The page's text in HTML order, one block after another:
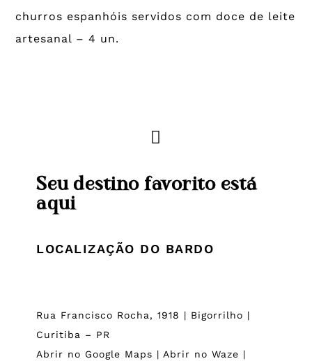
churros espanhóis servidos com doce de leite
artesanal – 4 un.
Seu destino favorito está
aqui
LOCALIZAÇÃO DO BARDO
Rua Francisco Rocha, 1918 | Bigorrilho |
Curitiba – PR
Abrir no Google Maps |Abrir no Waze |